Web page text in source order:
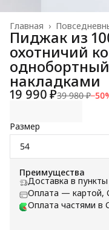
Главная ›
Пиджак из
охотничий
накладками
19 990 ₽39 980 ₽−50
Размер
54
Преимущества
Доставка в
Оплата — картой,
Оплата частями в